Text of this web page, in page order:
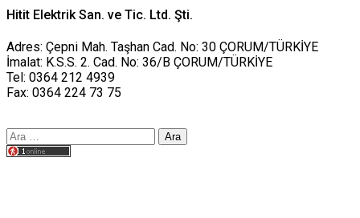
Hitit Elektrik San. ve Tic. Ltd. Şti.
Adres: Çepni Mah. Taşhan Cad. No: 30 ÇORUM/TÜRKİYE
İmalat: K.S.S. 2. Cad. No: 36/B ÇORUM/TÜRKİYE
Tel: 0364 212 4939
Fax: 0364 224 73 75
Arama: